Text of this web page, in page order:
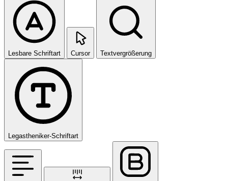
Lesbare Schriftart Cursor Textvergrößerung
Legastheniker-Schriftart